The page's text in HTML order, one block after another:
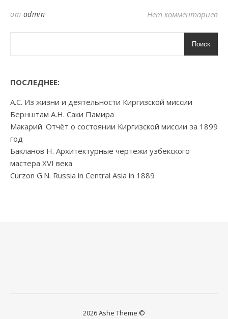
от admin Нет комментариев
Поиск
ПОСЛЕДНЕЕ:
А.С. Из жизни и деятельности Киргизской миссии
Бернштам А.Н. Саки Памира
Макарий. Отчёт о состоянии Киргизской миссии за 1899
год
Бакланов Н. Архитектурные чертежи узбекского
мастера XVI века
Curzon G.N. Russia in Central Asia in 1889
2026 Ashe Theme ©